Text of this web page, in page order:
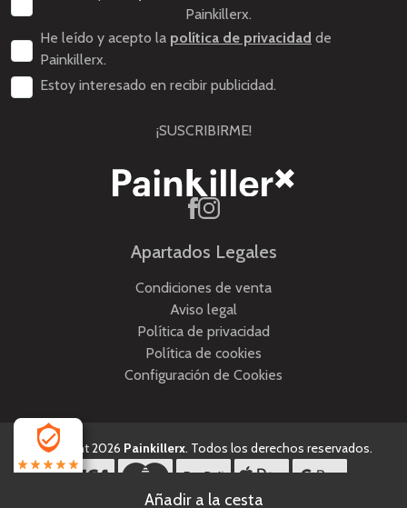
Painkillerx.
He leído y acepto la política de privacidad de
Painkillerx.
Estoy interesado en recibir publicidad.
¡SUSCRIBIRME!
Apartados Legales
Condiciones de venta
Aviso legal
Política de privacidad
Política de cookies
Configuración de Cookies
Copyright 2026 Painkillerx. Todos los derechos reservados.
Desarrollado porMEIGASOFT. Tecnología